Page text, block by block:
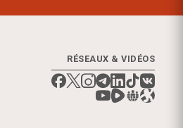
RÉSEAUX & VIDÉOS